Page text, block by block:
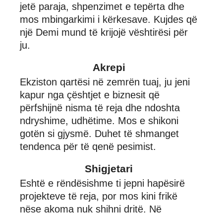
jetë paraja, shpenzimet e tepërta dhe
mos mbingarkimi i kërkesave. Kujdes që
një Demi mund të krijojë vështirësi për
ju.
Akrepi
Ekziston qartësi në zemrën tuaj, ju jeni
kapur nga çështjet e biznesit që
përfshijnë nisma të reja dhe ndoshta
ndryshime, udhëtime. Mos e shikoni
gotën si gjysmë. Duhet të shmanget
tendenca për të qenë pesimist.
Shigjetari
Eshtë e rëndësishme ti jepni hapësirë
projekteve të reja, por mos kini frikë
nëse akoma nuk shihni dritë. Në